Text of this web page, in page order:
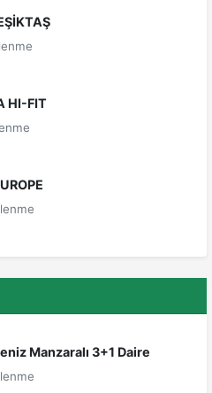
HI-FIT
Manzaralı 3+1 Daire